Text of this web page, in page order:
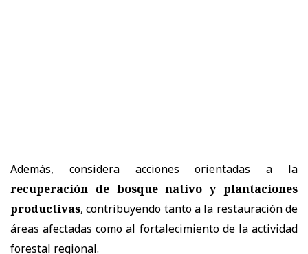
Además, considera acciones orientadas a la
recuperación de bosque nativo y plantaciones
productivas, contribuyendo tanto a la restauración de
áreas afectadas como al fortalecimiento de la actividad
forestal regional.